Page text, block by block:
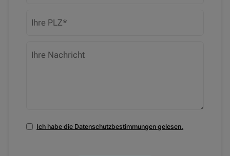
Datenschutzbestimmungen zustimmen
Ich habe die Datenschutzbestimmungen gelesen.